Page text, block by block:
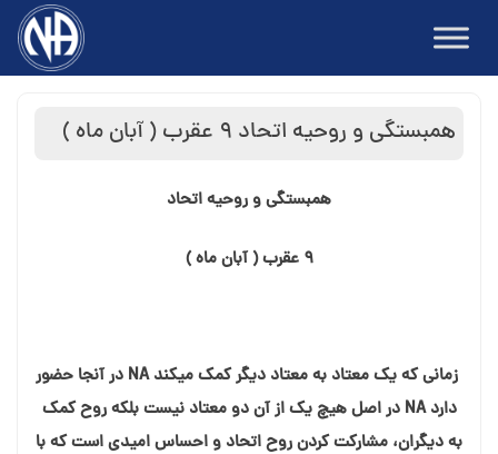
content
همبستگی و روحیه اتحاد ۹ عقرب ( آبان ماه )
همبستگی و روحیه اتحاد
۹ عقرب ( آبان ماه )
زمانی که یک معتاد به معتاد دیگر کمک میکند NA در آنجا حضور
دارد NA در اصل هیچ یک از آن دو معتاد نیست بلکه روح کمک
به دیگران، مشارکت کردن روح اتحاد و احساس امیدی است که با